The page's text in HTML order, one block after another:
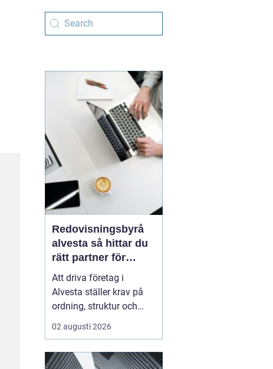
Redovisningsbyrå
alvesta så hittar du
rätt partner för
företagets ekonomi
Att driva företag i
Alvesta ställer krav på
ordning, struktur och
trygghet i ekonomin.
Många företagare vill
försäljning och
02 augusti 2026